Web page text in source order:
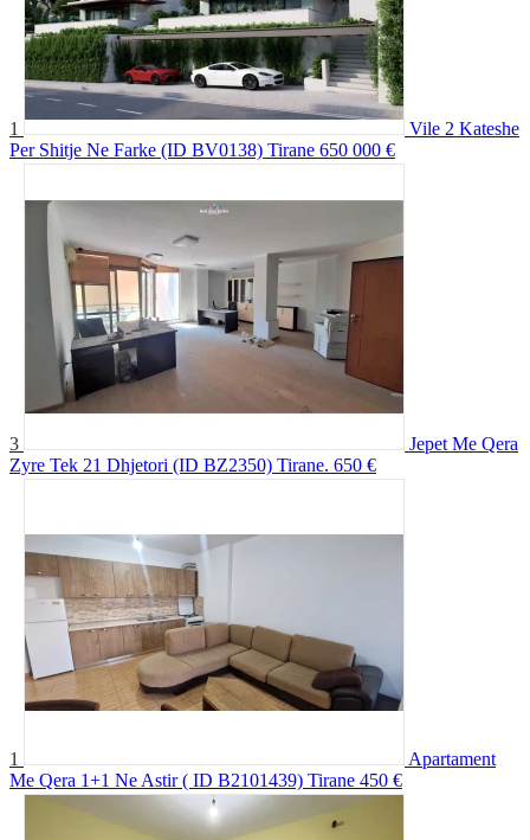
1
Vile 2 Kateshe
Per Shitje Ne Farke (ID BV0138) Tirane 650 000 €
3
Jepet Me Qera
Zyre Tek 21 Dhjetori (ID BZ2350) Tirane. 650 €
1
Apartament
Me Qera 1+1 Ne Astir ( ID B2101439) Tirane 450 €